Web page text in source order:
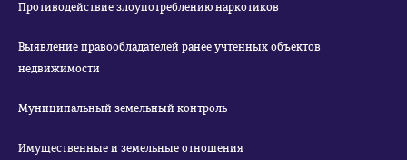
Противодействие злоупотреблению наркотиков
Выявление правообладателей ранее учтенных объектов
недвижимости
Муниципальный земельный контроль
Имущественные и земельные отношения